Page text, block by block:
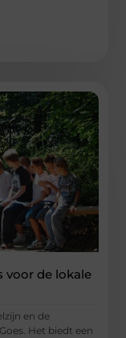
voor de lokale
en de
Het biedt een